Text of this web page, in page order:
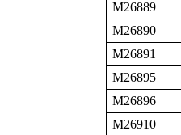
M26889
M26890
M26891
M26895
M26896
M26910